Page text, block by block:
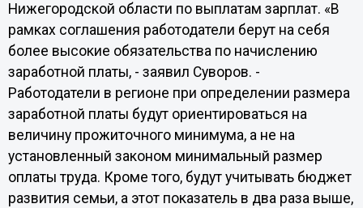
Нижегородской области по выплатам зарплат. «В
рамках соглашения работодатели берут на себя
более высокие обязательства по начислению
заработной платы, - заявил Суворов. -
Работодатели в регионе при определении размера
заработной платы будут ориентироваться на
величину прожиточного минимума, а не на
установленный законом минимальный размер
оплаты труда. Кроме того, будут учитывать бюджет
развития семьи, а этот показатель в два раза выше,